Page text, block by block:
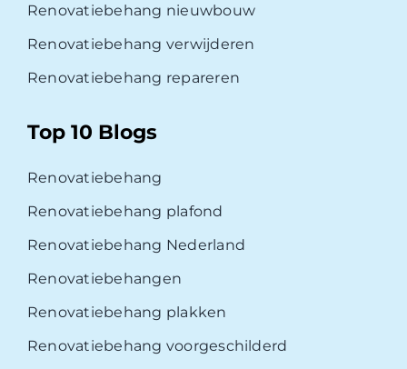
Renovatiebehang nieuwbouw
Renovatiebehang verwijderen
Renovatiebehang repareren
Top 10 Blogs
Renovatiebehang
Renovatiebehang plafond
Renovatiebehang Nederland
Renovatiebehangen
Renovatiebehang plakken
Renovatiebehang voorgeschilderd